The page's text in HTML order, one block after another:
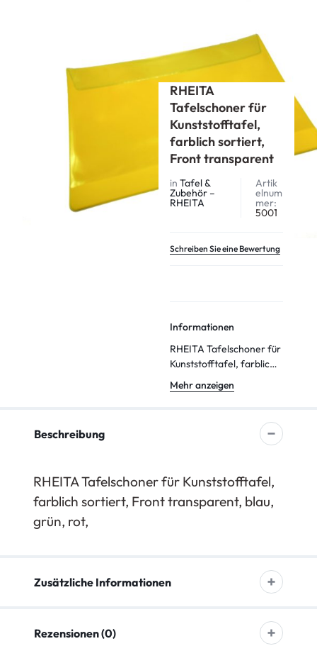
RHEITA Tafelschoner für Kunststofftafel, farblich sortiert, Front
RHEITA
Tafelschoner für
Kunststofftafel,
farblich sortiert,
Front transparent
in Tafel &
Zubehör –
RHEITA
Artik
elnum
mer:
5001
Schreiben Sie eine Bewertung
Informationen
RHEITA Tafelschoner für
Kunststofftafel, farblich
sortiert, Front
transparent
Mehr anzeigen
Beschreibung
RHEITA Tafelschoner für Kunststofftafel,
farblich sortiert, Front transparent, blau,
grün, rot,
Zusätzliche Informationen
Rezensionen (0)